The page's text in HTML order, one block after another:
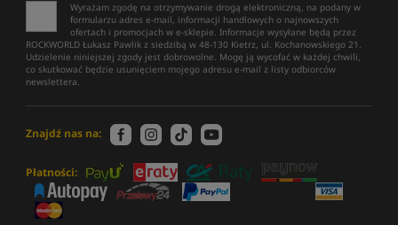
Wyrażam zgodę na otrzymywanie drogą elektroniczną, na podany w
formularzu adres e-mail, informacji handlowych o najnowszych
ofertach i promocjach w e-sklepie. Informacje wysyłane będą przez
ROCKWORLD Łukasz Pawlik z siedzibą w 48-130 Kietrz, ul. Kochanowskiego 21.
Udzielenie niniejszej zgody jest dobrowolne. Mogę ją wycofać w każdej chwili,
co skutkować będzie usunięciem mojego adresu e-mail z listy odbiorców
newslettera.
Znajdź nas na:
Płatności: